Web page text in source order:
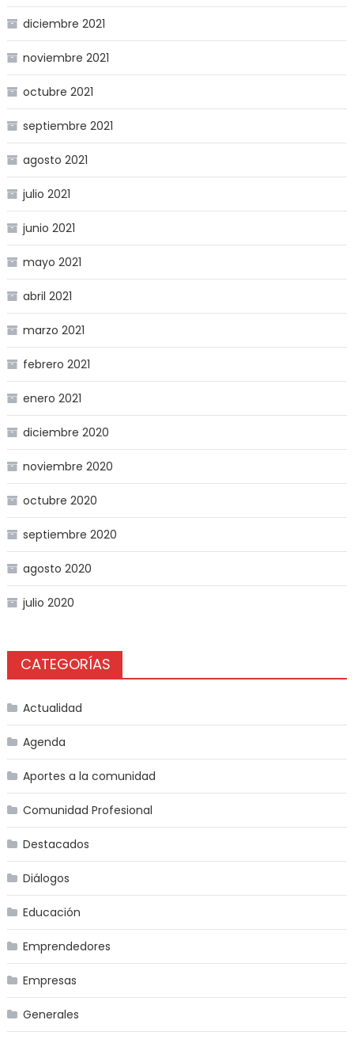
diciembre 2021
noviembre 2021
octubre 2021
septiembre 2021
agosto 2021
julio 2021
junio 2021
mayo 2021
abril 2021
marzo 2021
febrero 2021
enero 2021
diciembre 2020
noviembre 2020
octubre 2020
septiembre 2020
agosto 2020
julio 2020
CATEGORÍAS
Actualidad
Agenda
Aportes a la comunidad
Comunidad Profesional
Destacados
Diálogos
Educación
Emprendedores
Empresas
Generales